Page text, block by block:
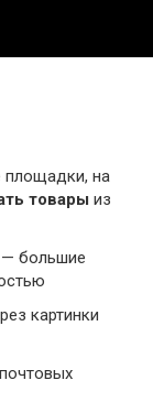
площадки, на
товары из
— большие
картинки